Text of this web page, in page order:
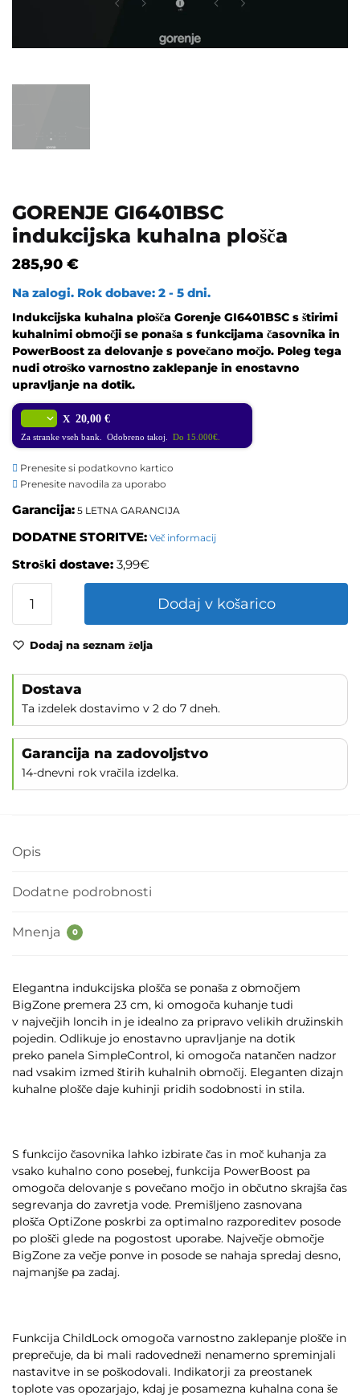
GORENJE GI6401BSC
indukcijska kuhalna plošča
285,90 €
Na zalogi. Rok dobave: 2 - 5 dni.
Indukcijska kuhalna plošča Gorenje GI6401BSC s štirimi
kuhalnimi območji se ponaša s funkcijama časovnika in
PowerBoost za delovanje s povečano močjo. Poleg tega
nudi otroško varnostno zaklepanje in enostavno
upravljanje na dotik.
X 20,00 €
Za stranke vseh bank. Odobreno takoj. Do 15.000€.
Prenesite si podatkovno kartico
Prenesite navodila za uporabo
Garancija: 5 LETNA GARANCIJA
DODATNE STORITVE: Več informacij
Stroški dostave: 3,99€
Dodaj v košarico
Dodaj na seznam želja
Dostava
Ta izdelek dostavimo v 2 do 7 dneh.
Garancija na zadovoljstvo
14-dnevni rok vračila izdelka.
Opis
Dodatne podrobnosti
Mnenja 0
Elegantna indukcijska plošča se ponaša z območjem
BigZone premera 23 cm, ki omogoča kuhanje tudi
v največjih loncih in je idealno za pripravo velikih družinskih
pojedin. Odlikuje jo enostavno upravljanje na dotik
preko panela SimpleControl, ki omogoča natančen nadzor
nad vsakim izmed štirih kuhalnih območij. Eleganten dizajn
kuhalne plošče daje kuhinji pridih sodobnosti in stila.
S funkcijo časovnika lahko izbirate čas in moč kuhanja za
vsako kuhalno cono posebej, funkcija PowerBoost pa
omogoča delovanje s povečano močjo in občutno skrajša čas
segrevanja do zavretja vode. Premišljeno zasnovana
plošča OptiZone poskrbi za optimalno razporeditev posode
po plošči glede na pogostost uporabe. Največje območje
BigZone za večje ponve in posode se nahaja spredaj desno,
najmanjše pa zadaj.
Funkcija ChildLock omogoča varnostno zaklepanje plošče in
preprečuje, da bi mali radovedneži nenamerno spreminjali
nastavitve in se poškodovali. Indikatorji za preostanek
toplote vas opozarjajo, kdaj je posamezna kuhalna cona še